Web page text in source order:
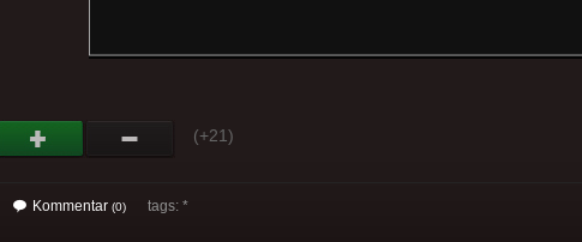
(+21)
Kommentar (0) tags: *